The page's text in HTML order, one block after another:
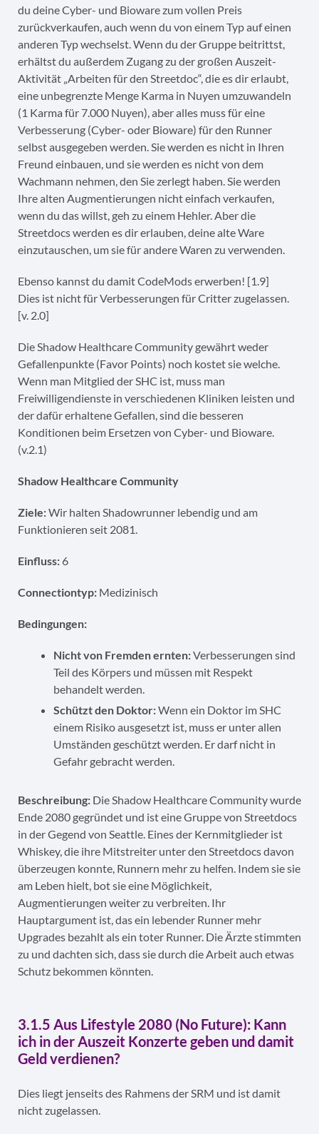
du deine Cyber- und Bioware zum vollen Preis
zurückverkaufen, auch wenn du von einem Typ auf einen
anderen Typ wechselst. Wenn du der Gruppe beitrittst,
erhältst du außerdem Zugang zu der großen Auszeit-
Aktivität „Arbeiten für den Streetdoc“, die es dir erlaubt,
eine unbegrenzte Menge Karma in Nuyen umzuwandeln
(1 Karma für 7.000 Nuyen), aber alles muss für eine
Verbesserung (Cyber- oder Bioware) für den Runner
selbst ausgegeben werden. Sie werden es nicht in Ihren
Freund einbauen, und sie werden es nicht von dem
Wachmann nehmen, den Sie zerlegt haben. Sie werden
Ihre alten Augmentierungen nicht einfach verkaufen,
wenn du das willst, geh zu einem Hehler. Aber die
Streetdocs werden es dir erlauben, deine alte Ware
einzutauschen, um sie für andere Waren zu verwenden.
Ebenso kannst du damit CodeMods erwerben! [1.9]
Dies ist nicht für Verbesserungen für Critter zugelassen.
[v. 2.0]
Die Shadow Healthcare Community gewährt weder
Gefallenpunkte (Favor Points) noch kostet sie welche.
Wenn man Mitglied der SHC ist, muss man
Freiwilligendienste in verschiedenen Kliniken leisten und
der dafür erhaltene Gefallen, sind die besseren
Konditionen beim Ersetzen von Cyber- und Bioware.
(v.2.1)
Shadow Healthcare Community
Ziele:Wir halten Shadowrunner lebendig und am
Funktionieren seit 2081.
Einfluss: 6
Connectiontyp: Medizinisch
Bedingungen:
Nicht von Fremden ernten:Verbesserungen sind
Teil des Körpers und müssen mit Respekt
behandelt werden.
Schützt den Doktor:Wenn ein Doktor im SHC
einem Risiko ausgesetzt ist, muss er unter allen
Umständen geschützt werden. Er darf nicht in
Gefahr gebracht werden.
Beschreibung: Die Shadow Healthcare Community wurde
Ende 2080 gegründet und ist eine Gruppe von Streetdocs
in der Gegend von Seattle. Eines der Kernmitglieder ist
Whiskey, die ihre Mitstreiter unter den Streetdocs davon
überzeugen konnte, Runnern mehr zu helfen. Indem sie sie
am Leben hielt, bot sie eine Möglichkeit,
Augmentierungen weiter zu verbreiten. Ihr
Hauptargument ist, das ein lebender Runner mehr
Upgrades bezahlt als ein toter Runner. Die Ärzte stimmten
zu und dachten sich, dass sie durch die Arbeit auch etwas
Schutz bekommen könnten.
3.1.5 Aus Lifestyle 2080 (No Future): Kann
ich in der Auszeit Konzerte geben und damit
Geld verdienen?
Dies liegt jenseits des Rahmens der SRM und ist damit
nicht zugelassen.